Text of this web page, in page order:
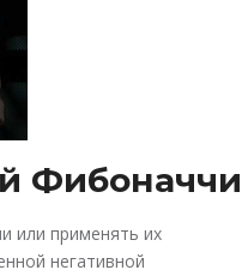
Фибоначчи
или применять их
негативной